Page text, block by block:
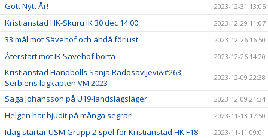
Gott Nytt År! 2023-12-31 13:05
Kristianstad HK-Skuru IK 30 dec 14:00 2023-12-29 11:07
33 mål mot Sävehof och ändå förlust 2023-12-26 16:50
Återstart mot IK Sävehof borta 2023-12-26 14:20
Kristianstad Handbolls Sanja Radosavljevi&#263;,
Serbiens lagkapten VM 2023
2023-12-09 22:38
Saga Johansson på U19-landslagsläger 2023-12-09 21:34
Helgen har bjudit på många segrar! 2023-11-13 17:50
Idag startar USM Grupp 2-spel för Kristianstad HK F18 2023-11-11 09:01